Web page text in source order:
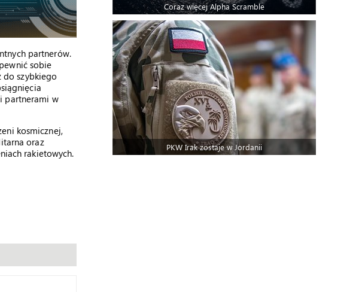
partnerów.
sobie
do szybkiego
partnerami w
kosmicznej,
oraz
rakietowych.
Coraz więcej Alpha Scramble
PKW Irak zostaje w Jordanii